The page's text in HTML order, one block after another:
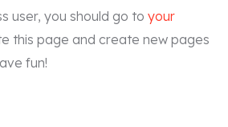
user, you should go to your
this page and create new pages
fun!